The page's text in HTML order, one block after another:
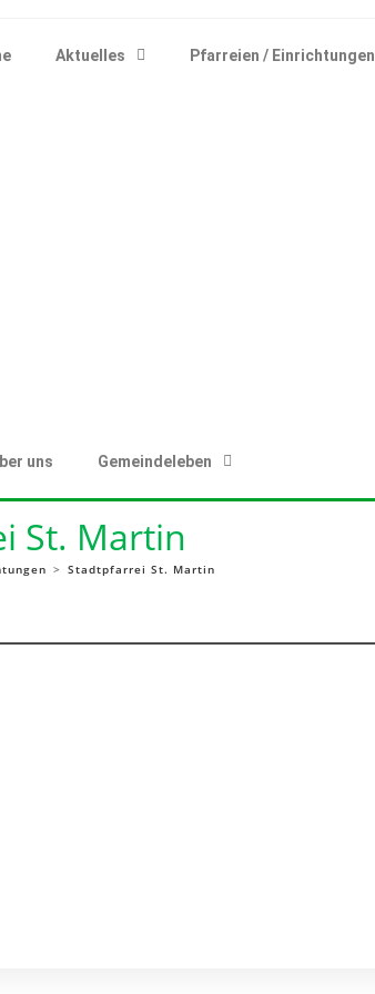
Aktuelles Pfarreien / Einrichtungen
uns Gemeindeleben
St. Martin
> Stadtpfarrei St. Martin